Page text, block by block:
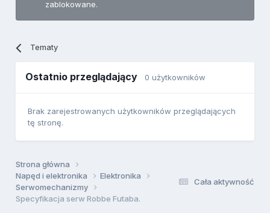
zablokowane.
Tematy
Ostatnio przeglądający 0 użytkowników
Brak zarejestrowanych użytkowników przeglądających
tę stronę.
Cała aktywność
Strona główna
Napęd i elektronika
Elektronika
Serwomechanizmy
Specyfikacja serw Robbe Futaba.